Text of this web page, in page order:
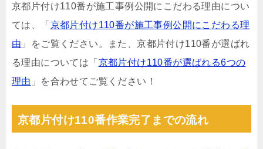
京都片付け110番が施工事例公開にこだわる理由につい
ては、「 京都片付け110番が施工事例公開にこだわる理
由 」をご覧ください。また、京都片付け110番が選ばれ
る理由については「 京都片付け110番が選ばれる6つの
理由 」を合わせてご覧ください！
京都片付け110番作業完了までの流れ